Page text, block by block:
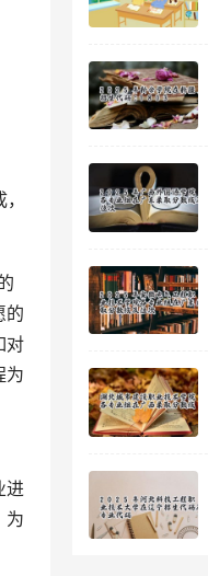
的
对
为
进
为